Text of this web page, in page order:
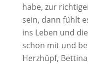
habe, zur
sein, dann fühlt
ins Leben und
schon mit und
Herzhüpf,